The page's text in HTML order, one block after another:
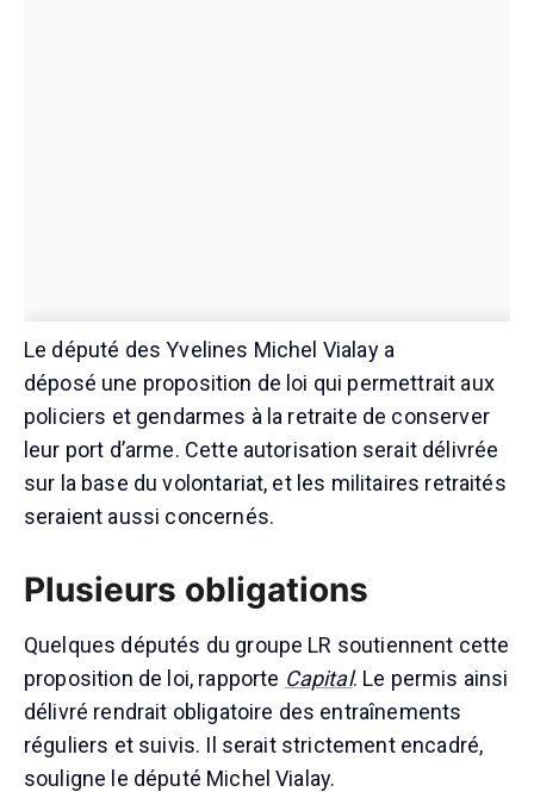
Le député des Yvelines Michel Vialay a
déposé une proposition de loi qui permettrait aux
policiers et gendarmes à la retraite de conserver
leur port d’arme. Cette autorisation serait délivrée
sur la base du volontariat, et les militaires retraités
seraient aussi concernés.
Plusieurs obligations
Quelques députés du groupe LR soutiennent cette
proposition de loi, rapporte Capital. Le permis ainsi
délivré rendrait obligatoire des entraînements
réguliers et suivis. Il serait strictement encadré,
souligne le député Michel Vialay.